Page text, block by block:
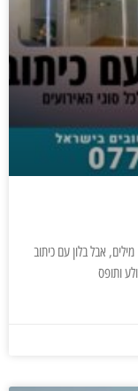
אבל בלון עם כיתוב
ותופס